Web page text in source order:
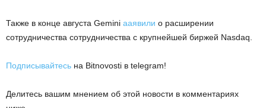
Также в конце августа Gemini ааявили о расширении
сотрудничества сотрудничества с крупнейшей биржей Nasdaq.
Подписывайтесь на Bitnovosti в telegram!
Делитесь вашим мнением об этой новости в комментариях